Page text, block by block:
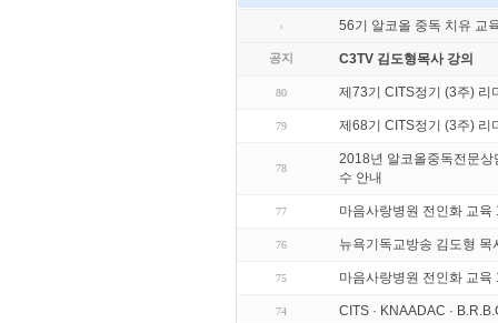
56기 알코올 중독 치유 교
공지 C3TV 김도형목사 강의
80 제73기 CITS정기 (3주) 리
79 제68기 CITS정기 (3주) 리
78
2018년 알코올중독전문
수 안내
77 마음사랑병원 전인화 교육
76 뉴욕기독교방송 김도형 목
75 마음사랑병원 전인화 교육
74 CITS · KNAADAC ·